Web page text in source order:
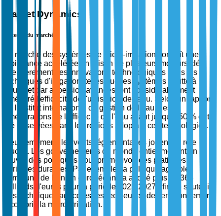
Market Dynamics
Moteurs du marché
Le marché des systèmes de micro-irrigation connaît une
croissance accélérée en raison de plusieurs moteurs clés.
Premièrement, les innovations technologiques dans les
techniques d'irrigation, telles que les systèmes goutte à
goutte et par aspersion avancés, ont considérablement
amélioré l'efficacité de l'utilisation de l'eau. Selon un rapport
de l'Institut international de gestion de l'eau, des
améliorations de l'efficacité de l'eau allant jusqu'à 50 % ont
été observées dans les régions adoptant ces technologies.
Deuxièmement, les vents réglementaires jouent un rôle
crucial. Les gouvernements du monde entier mettent en
œuvre des politiques pour promouvoir des pratiques
agricoles durables. Par exemple, la politique agricole
commune de l'Union européenne a alloué plus de 365
milliards d'euros pour la période 2023-2027 afin de soutenir
des techniques agricoles respectueuses de l'environnement,
y compris la micro-irrigation.